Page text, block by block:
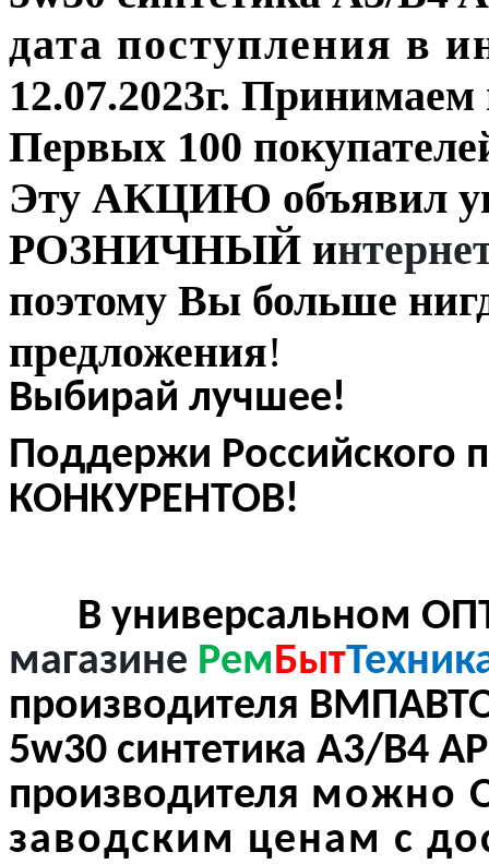
дата поступления в
12.07.2023г.
Первых 100
Эту АКЦИЮ объявил
РОЗНИЧНЫЙ и
поэтому Вы больше
предложения!
Выбирай лучшее!
Поддержи Российского
КОНКУРЕНТОВ!
В универсальном
магазине РемБыт
производителя
5w30 синтетика A3/B4
производителя можно
заводским ценам с